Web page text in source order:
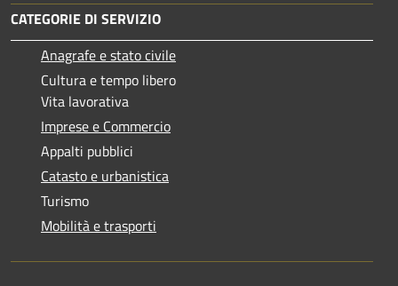
CATEGORIE DI SERVIZIO
Anagrafe e stato civile
Cultura e tempo libero
Vita lavorativa
Imprese e Commercio
Appalti pubblici
Catasto e urbanistica
Turismo
Mobilità e trasporti